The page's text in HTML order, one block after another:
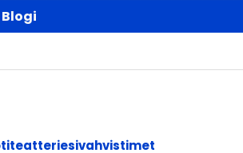
Blogi